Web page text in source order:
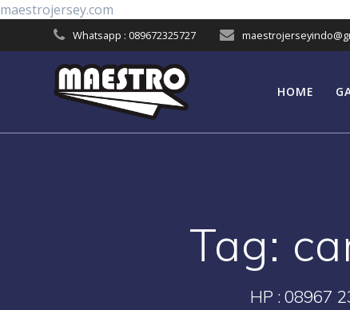
maestrojersey.com
content
Whatsapp : 089672325727
HOME
Tag:
HP : 08967